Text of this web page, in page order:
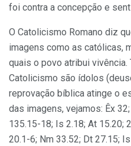
foi contra a concepção e
O Catolicismo Romano diz
imagens como as católicas,
quais o povo atribui vivência.
Catolicismo são ídolos
reprovação bíblica atinge o
das imagens, vejamos: Êx
135.15-18; Is 2.18; At 15.20;
20.1-6; Nm 33.52; Dt 27.15;